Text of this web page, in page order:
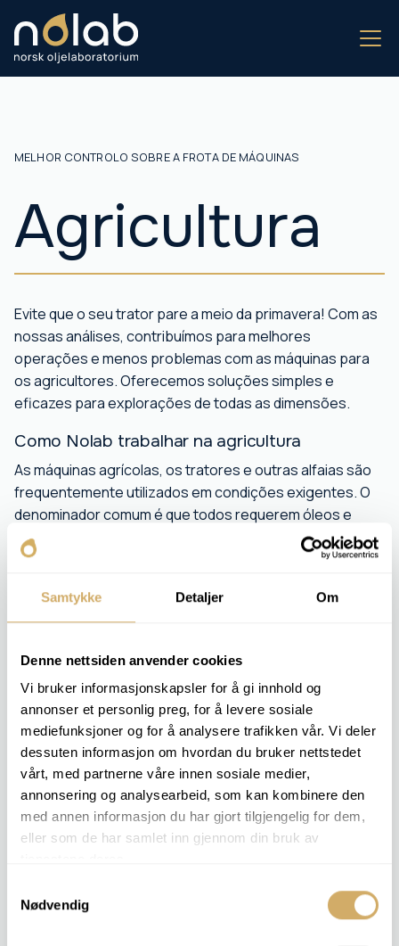
Samtykke Detaljer Om
Denne nettsiden anvender cookies
Vi bruker informasjonskapsler for å gi innhold og
annonser et personlig preg, for å levere sosiale
mediefunksjoner og for å analysere trafikken vår. Vi deler
dessuten informasjon om hvordan du bruker nettstedet
vårt, med partnerne våre innen sosiale medier,
annonsering og analysearbeid, som kan kombinere den
med annen informasjon du har gjort tilgjengelig for dem,
eller som de har samlet inn gjennom din bruk av
Nødvendig
MELHOR CONTROLO SOBRE A FROTA DE MÁQUINAS
Agricultura
Evite que o seu trator pare a meio da primavera! Com as
nossas análises, contribuímos para melhores
operações e menos problemas com as máquinas para
os agricultores. Oferecemos soluções simples e
eficazes para explorações de todas as dimensões.
Como Nolab trabalhar na agricultura
As máquinas agrícolas, os tratores e outras alfaias são
frequentemente utilizados em condições exigentes. O
denominador comum é que todos requerem óleos e
lubrificantes diferentes. Oferecemos análises de óleo,
massa lubrificante e líquido de refrigeração para garantir
reparação.
Melhor controlo sobre a frota de máquinas
Aviso precoce de desgaste
Maior vida útil dos tratores, ceifeiras-debulhadoras e
outros equipamentos.
COMPONENTES RELEVANTES
Motor